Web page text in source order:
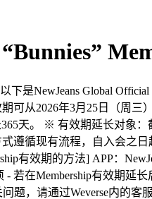
NewJeans Global Official
从2026年3月25日（周三
天。 ※ 有效期延长对象：
循现有流程，自入会之日
效期的方法] APP：
若在Membership有效期
题，请通过Weverse内的客